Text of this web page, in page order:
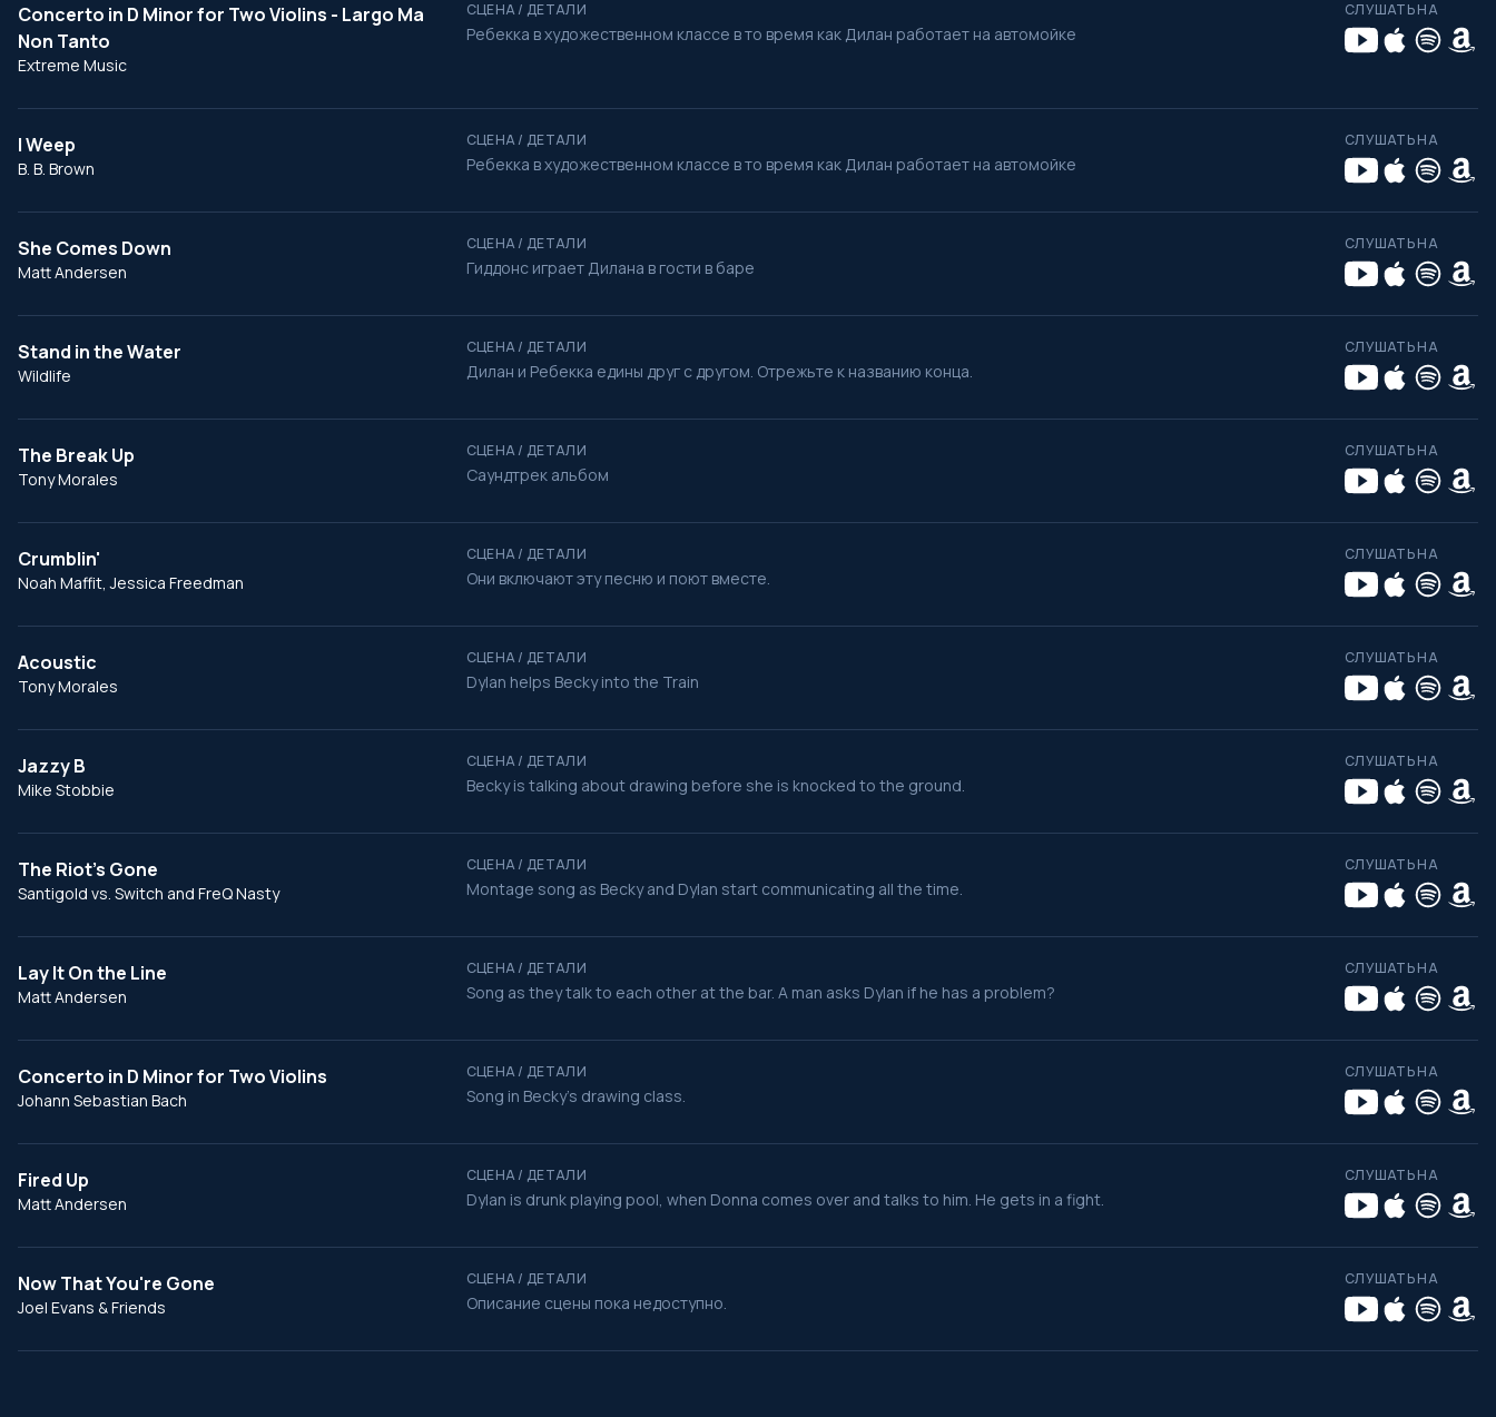
Concerto in D Minor for Two Violins - Largo Ma
Non Tanto
Extreme Music
СЦЕНА / ДЕТАЛИ
Ребекка в художественном классе в то время как Дилан работает на автомойке
СЛУШАТЬ НА
I Weep
B. B. Brown
СЦЕНА / ДЕТАЛИ
Ребекка в художественном классе в то время как Дилан работает на автомойке
СЛУШАТЬ НА
She Comes Down
Matt Andersen
СЦЕНА / ДЕТАЛИ
Гиддонс играет Дилана в гости в баре
СЛУШАТЬ НА
Stand in the Water
Wildlife
СЦЕНА / ДЕТАЛИ
Дилан и Ребекка едины друг с другом. Отрежьте к названию конца.
СЛУШАТЬ НА
The Break Up
Tony Morales
СЦЕНА / ДЕТАЛИ
Саундтрек альбом
СЛУШАТЬ НА
Crumblin'
Noah Maffit, Jessica Freedman
СЦЕНА / ДЕТАЛИ
Они включают эту песню и поют вместе.
СЛУШАТЬ НА
Acoustic
Tony Morales
СЦЕНА / ДЕТАЛИ
Dylan helps Becky into the Train
СЛУШАТЬ НА
Jazzy B
Mike Stobbie
СЦЕНА / ДЕТАЛИ
Becky is talking about drawing before she is knocked to the ground.
СЛУШАТЬ НА
The Riot's Gone
Santigold vs. Switch and FreQ Nasty
СЦЕНА / ДЕТАЛИ
Montage song as Becky and Dylan start communicating all the time.
СЛУШАТЬ НА
Lay It On the Line
Matt Andersen
СЦЕНА / ДЕТАЛИ
Song as they talk to each other at the bar. A man asks Dylan if he has a problem?
СЛУШАТЬ НА
Concerto in D Minor for Two Violins
Johann Sebastian Bach
СЦЕНА / ДЕТАЛИ
Song in Becky's drawing class.
СЛУШАТЬ НА
Fired Up
Matt Andersen
СЦЕНА / ДЕТАЛИ
Dylan is drunk playing pool, when Donna comes over and talks to him. He gets in a fight.
СЛУШАТЬ НА
Now That You're Gone
Joel Evans & Friends
СЦЕНА / ДЕТАЛИ
Описание сцены пока недоступно.
СЛУШАТЬ НА